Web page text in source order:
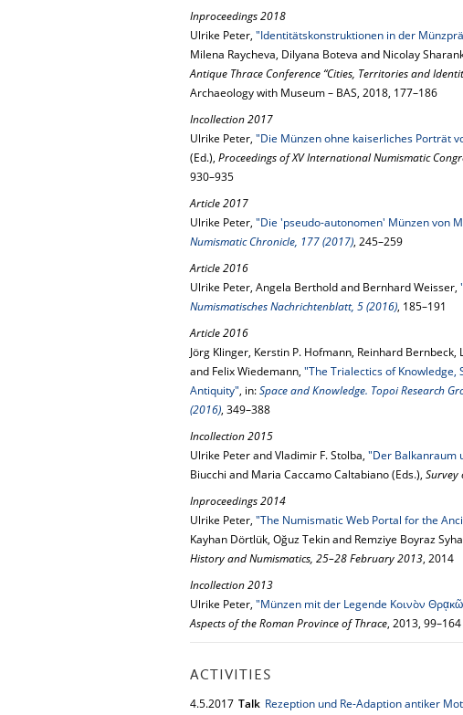
Inproceedings 2018
Ulrike Peter, "Identitätskonstruktionen in der
Milena Raycheva, Dilyana Boteva and Nicolay
Antique Thrace Conference “Cities, Territories and
Archaeology with Museum – BAS, 2018, 177–186
Incollection 2017
Ulrike Peter, "Die Münzen ohne kaiserliches Porträt
(Ed.), Proceedings of XV International Numismatic
930–935
Article 2017
Ulrike Peter, "Die 'pseudo-autonomen' Münzen von
Numismatic Chronicle, 177 (2017), 245–259
Article 2016
Ulrike Peter, Angela Berthold and Bernhard Weisser,
Numismatisches Nachrichtenblatt, 5 (2016), 185–191
Article 2016
Jörg Klinger, Kerstin P. Hofmann, Reinhard
and Felix Wiedemann, "The Trialectics of Knowledge,
Antiquity", in:Space and Knowledge. Topoi Research
(2016), 349–388
Incollection 2015
Ulrike Peter and Vladimir F. Stolba, "Der Balkanraum
Biucchi and Maria Caccamo Caltabiano (Eds.), Survey
Inproceedings 2014
Ulrike Peter, "The Numismatic Web Portal for the
Kayhan Dörtlük, Oğuz Tekin and Remziye Boyraz
History and Numismatics, 25–28 February 2013, 2014
Incollection 2013
Ulrike Peter, "Münzen mit der Legende Κοινὸν
Aspects of the Roman Province of Thrace, 2013, 99–164
ACTIVITIES
4.5.2017 Talk Rezeption und Re-Adaption antiker